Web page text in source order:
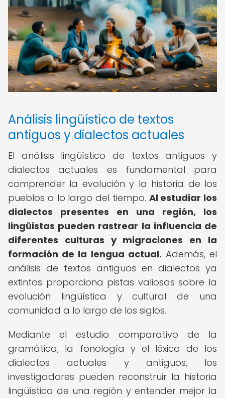
Análisis lingüístico de textos
antiguos y dialectos actuales
El análisis lingüístico de textos antiguos y
dialectos actuales es fundamental para
comprender la evolución y la historia de los
pueblos a lo largo del tiempo. Al estudiar los
dialectos presentes en una región, los
lingüistas pueden rastrear la influencia de
diferentes culturas y migraciones en la
formación de la lengua actual. Además, el
análisis de textos antiguos en dialectos ya
extintos proporciona pistas valiosas sobre la
evolución lingüística y cultural de una
comunidad a lo largo de los siglos.
Mediante el estudio comparativo de la
gramática, la fonología y el léxico de los
dialectos actuales y antiguos, los
investigadores pueden reconstruir la historia
lingüística de una región y entender mejor la